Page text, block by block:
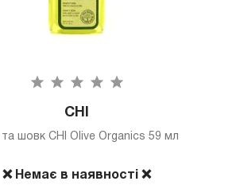
CHI
та шовк CHI Olive Organics 59 мл
❌ Немає в наявності ❌